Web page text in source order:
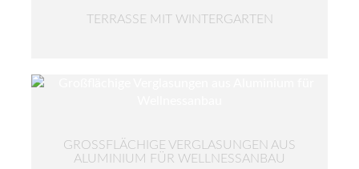
TERRASSE MIT WINTERGARTEN
GROSSFLÄCHIGE VERGLASUNGEN AUS A
LUMINIUM FÜR WELLNESSANBAU